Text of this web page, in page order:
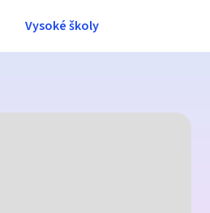
Vysoké školy